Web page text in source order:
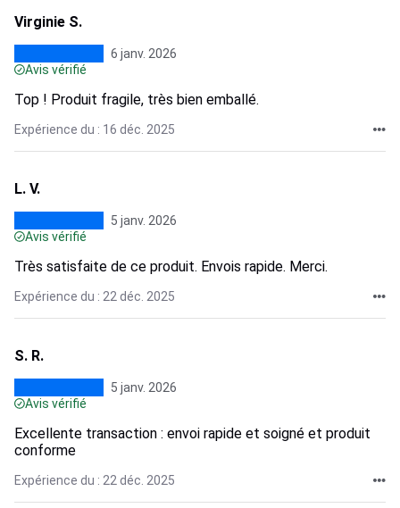
Virginie S.
6 janv. 2026
Avis vérifié
Top ! Produit fragile, très bien emballé.
Expérience du : 16 déc. 2025
L. V.
5 janv. 2026
Avis vérifié
Très satisfaite de ce produit. Envois rapide. Merci.
Expérience du : 22 déc. 2025
S. R.
5 janv. 2026
Avis vérifié
Excellente transaction : envoi rapide et soigné et produit
conforme
Expérience du : 22 déc. 2025